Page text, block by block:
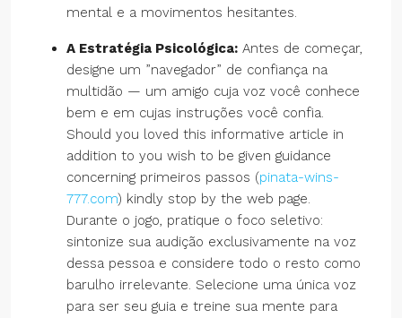
mental e a movimentos hesitantes.
A Estratégia Psicológica: Antes de começar,
designe um ”navegador” de confiança na
multidão — um amigo cuja voz você conhece
bem e em cujas instruções você confia.
Should you loved this informative article in
addition to you wish to be given guidance
concerning primeiros passos (pinata-wins-
777.com) kindly stop by the web page.
Durante o jogo, pratique o foco seletivo:
sintonize sua audição exclusivamente na voz
dessa pessoa e considere todo o resto como
barulho irrelevante. Selecione uma única voz
para ser seu guia e treine sua mente para